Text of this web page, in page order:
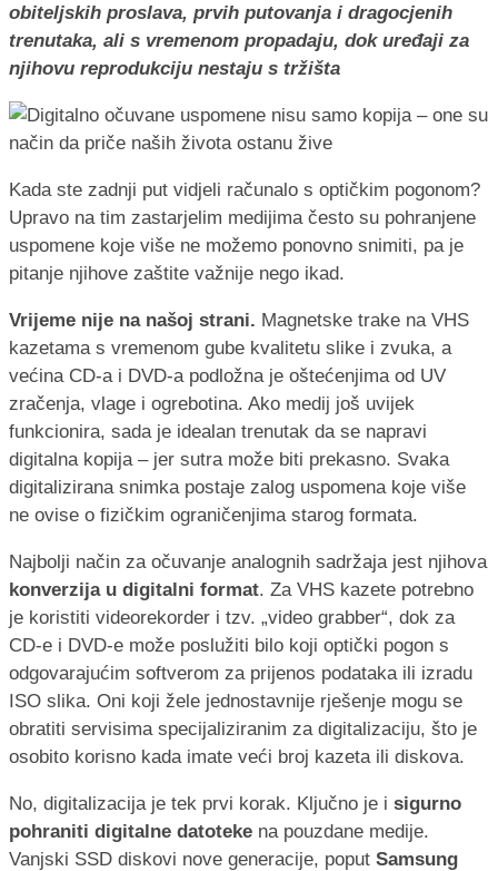
obiteljskih proslava, prvih putovanja i dragocjenih
trenutaka, ali s vremenom propadaju, dok uređaji za
njihovu reprodukciju nestaju s tržišta
Kada ste zadnji put vidjeli računalo s optičkim pogonom?
Upravo na tim zastarjelim medijima često su pohranjene
uspomene koje više ne možemo ponovno snimiti, pa je
pitanje njihove zaštite važnije nego ikad.
Vrijeme nije na našoj strani. Magnetske trake na VHS
kazetama s vremenom gube kvalitetu slike i zvuka, a
većina CD-a i DVD-a podložna je oštećenjima od UV
zračenja, vlage i ogrebotina. Ako medij još uvijek
funkcionira, sada je idealan trenutak da se napravi
digitalna kopija – jer sutra može biti prekasno. Svaka
digitalizirana snimka postaje zalog uspomena koje više
ne ovise o fizičkim ograničenjima starog formata.
Najbolji način za očuvanje analognih sadržaja jest njihova
konverzija u digitalni format. Za VHS kazete potrebno
je koristiti videorekorder i tzv. „video grabber“, dok za
CD-e i DVD-e može poslužiti bilo koji optički pogon s
odgovarajućim softverom za prijenos podataka ili izradu
ISO slika. Oni koji žele jednostavnije rješenje mogu se
obratiti servisima specijaliziranim za digitalizaciju, što je
osobito korisno kada imate veći broj kazeta ili diskova.
No, digitalizacija je tek prvi korak. Ključno je i sigurno
pohraniti digitalne datoteke na pouzdane medije.
Vanjski SSD diskovi nove generacije, poput Samsung